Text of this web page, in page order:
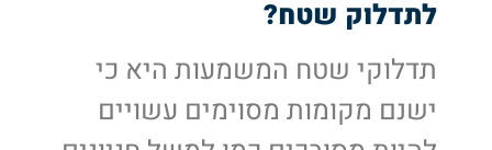
לתדלוק שטח?
תדלוקי שטח המשמעות היא כי
ישנם מקומות מסוימים עשויים